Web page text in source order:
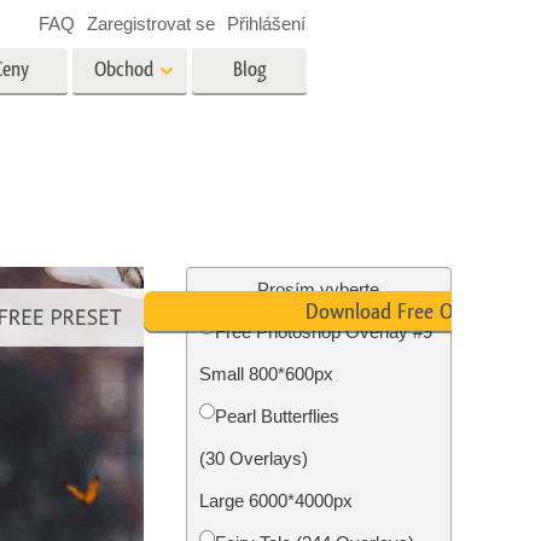
nemovitostí
Foto Obnovení Služby
Obchod Blog
FAQ Zaregistrovat se Přihlášení
Prosím vyberte
Free Photoshop Overlay #9
Small 800*600px
Pearl Butterflies
(30 Overlays)
Large 6000*4000px
Download Free Overlay